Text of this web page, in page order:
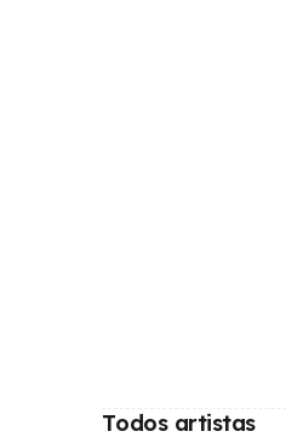
Todos artistas